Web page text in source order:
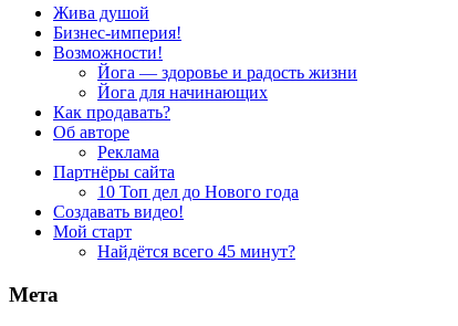
Жива душой
Бизнес-империя!
Возможности!
Йога — здоровье и радость жизни
Йога для начинающих
Как продавать?
Об авторе
Реклама
Партнёры сайта
10 Топ дел до Нового года
Создавать видео!
Мой старт
Найдётся всего 45 минут?
Мета